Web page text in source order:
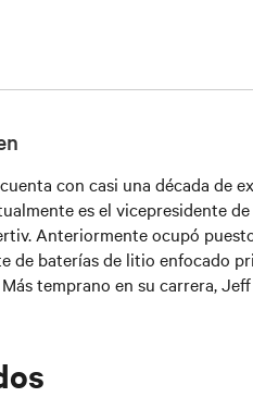
con casi una década de
es el vicepresidente
Anteriormente ocupó
de baterías de litio enfocado
temprano en su carrera,
de Kettering (anteriormente
Michigan.